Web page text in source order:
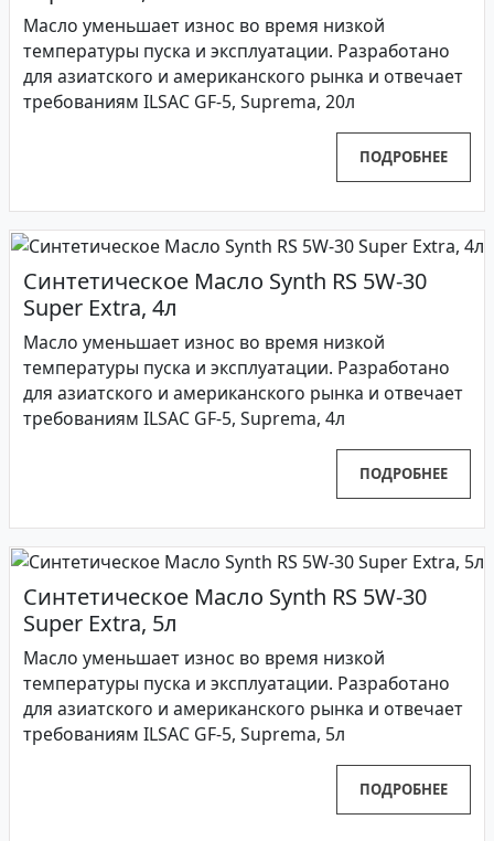
Масло уменьшает износ во время низкой
температуры пуска и эксплуатации. Разработано
для азиатского и американского рынка и отвечает
требованиям ILSAC GF-5, Suprema, 20л
ПОДРОБНЕЕ
Синтетическое Масло Synth RS 5W-30
Super Extra, 4л
Масло уменьшает износ во время низкой
температуры пуска и эксплуатации. Разработано
для азиатского и американского рынка и отвечает
требованиям ILSAC GF-5, Suprema, 4л
ПОДРОБНЕЕ
Синтетическое Масло Synth RS 5W-30
Super Extra, 5л
Масло уменьшает износ во время низкой
температуры пуска и эксплуатации. Разработано
для азиатского и американского рынка и отвечает
требованиям ILSAC GF-5, Suprema, 5л
ПОДРОБНЕЕ